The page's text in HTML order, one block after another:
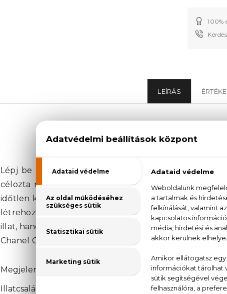
100%
LEÍRÁS
Chanel
Lépj be az elegancia és a kifinomultság világába a
célozta meg, akik bátran viselik nőiességüket. Az
időtlen klasszikus. A narancsvirág, a jázmin, a rózsa
létrehozva egy illatot, ami egyszerre érzéki és
illat, hanem egy életérzés, ami képes felfedni viselője
Chanel Coco Eau De Toilette parfüm segítségével.
Megjelenési év: 1984
Illatcsalád: Orientális-fűszeres